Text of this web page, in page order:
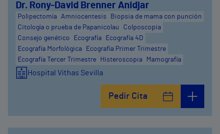
Dr. Rony-David Brenner Anidjar
Polipectomía Amniocentesis
Biopsia de mama con punción
Citología o prueba de Papanicolau
Colposcopia
Consejo genético
Ecografía
Ecografía 4D
Ecografía Morfológica
Ecografía Primer Trimestre
Ecografía Tercer Trimestre
Histeroscopia Mamografía
Hospital Vithas Sevilla
Pedir Cita